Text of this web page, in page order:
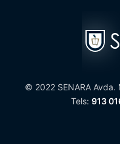
© 2022 SENARA
Tels: 913